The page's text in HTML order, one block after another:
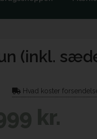
(inkl.
Hvad koster